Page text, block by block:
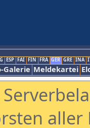
ESP FAI FIN FRA GER GRE INA
Galerie Meldekartei
aller